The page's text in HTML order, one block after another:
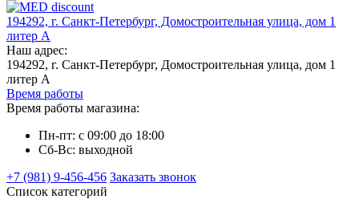
194292, г. Санкт-Петербург, Домостроительная улица, дом 1
литер А
Наш адрес:
194292, г. Санкт-Петербург, Домостроительная улица, дом 1
литер А
Время работы
Время работы магазина:
Пн-пт: с 09:00 до 18:00
Сб-Вс: выходной
+7 (981) 9-456-456 Заказать звонок
Список категорий